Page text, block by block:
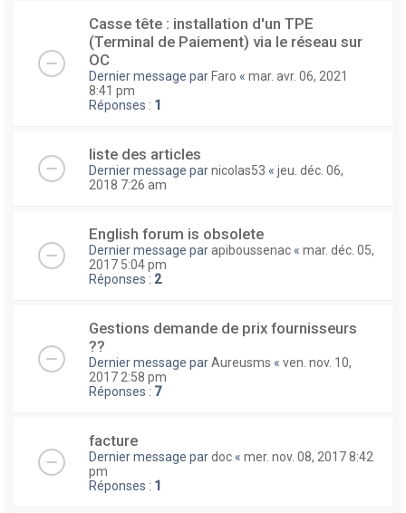
Casse tête : installation d'un TPE
(Terminal de Paiement) via le réseau sur
OC
Dernier message parFaro « mar. avr. 06, 2021
8:41 pm
Réponses : 1
liste des articles
Dernier message parnicolas53 « jeu. déc. 06,
2018 7:26 am
English forum is obsolete
Dernier message parapiboussenac « mar. déc. 05,
2017 5:04 pm
Réponses : 2
Gestions demande de prix fournisseurs
??
Dernier message parAureusms « ven. nov. 10,
2017 2:58 pm
Réponses : 7
facture
Dernier message pardoc « mer. nov. 08, 2017 8:42
pm
Réponses : 1